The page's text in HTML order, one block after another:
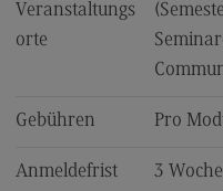
Kontaktformular
Veranstaltungs
orte
Gebühren Pro
Anmeldefrist
3